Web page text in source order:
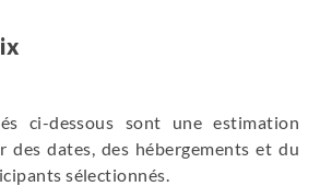
305 m
264 m
ci-dessous sont une estimation
des dates, des hébergements et du
sélectionnés.